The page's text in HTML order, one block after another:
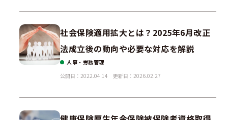
社会保険適用拡大とは？2025年6月改正
法成立後の動向や必要な対応を解説
人事・労務管理
公開日：2022.04.14
更新日：2026.02.27